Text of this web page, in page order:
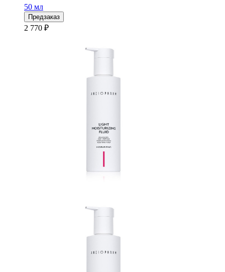
50 мл
Предзаказ
2 770 ₽